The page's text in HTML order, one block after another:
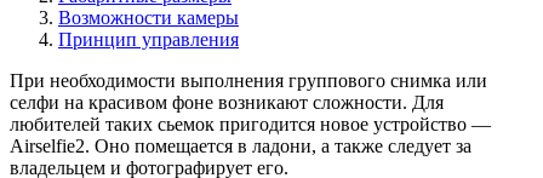
Возможности камеры
Принцип управления
При необходимости выполнения группового снимка или
селфи на красивом фоне возникают сложности. Для
любителей таких сьемок пригодится новое устройство —
Airselfie2. Оно помещается в ладони, а также следует за
владельцем и фотографирует его.